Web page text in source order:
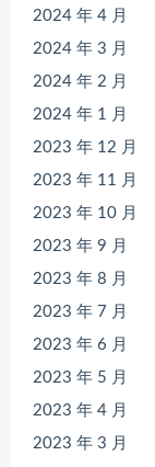
2024 年 4 月
2024 年 3 月
2024 年 2 月
2024 年 1 月
2023 年 12 月
2023 年 11 月
2023 年 10 月
2023 年 9 月
2023 年 8 月
2023 年 7 月
2023 年 6 月
2023 年 5 月
2023 年 4 月
2023 年 3 月